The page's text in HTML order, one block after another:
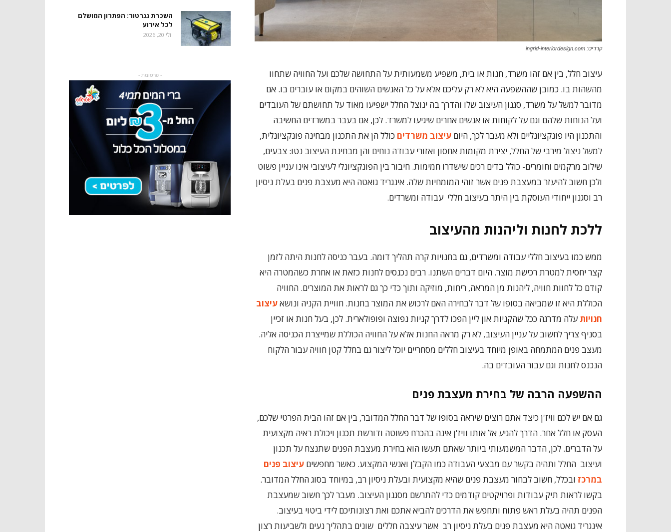
קרדיט: ingrid-interiordesign.com
עיצוב חלל, בין אם זהו משרד, חנות או בית, משפיע משמעותית על התחושה שלכם ועל החוויה שתחוו
מהשהות בו. כמובן שההשפעה היא לא רק עליכם אלא על כל האנשים השוהים במקום או עוברים בו. אם
מדובר למשל על משרד, סגנון העיצוב שלו והדרך בה ינוצל החלל ישפיעו מאוד על תחושתם של העובדים
ועל הנוחות שלהם וגם על לקוחות או אנשים אחרים שיגיעו למשרד. לכן, אם בעבר במשרדים החשיבה
והתכנון היו פונקציונליים ולא מעבר לכך, היום עיצוב משרדים כולל הן את התכנון מבחינה פונקציונלית,
למשל ניצול מירבי של החלל, יצירת מקומות אחסון ואזורי עבודה נוחים והן מבחינת העיצוב נטו: צבעים,
שילוב מרקמים וחומרים- כולל בדים רכים שישדרו חמימות. חיבור בין הפונקציונלי לעיצובי אינו עניין פשוט
ולכן חשוב להיעזר במעצבת פנים אשר זוהי המומחיות שלה. אינגריד גואטה היא מעצבת פנים בעלת ניסיון
רב וסגנון ייחודי העוסקת בין היתר בעיצוב חללי עבודה ומשרדים.
ללכת לחנות וליהנות מהעיצוב
ממש כמו בעיצוב חללי עבודה ומשרדים, גם בחנויות קרה תהליך דומה. בעבר כניסה לחנות היתה לזמן
קצר יחסית למטרת רכישת מוצר. היום דברים השתנו. רבים נכנסים לחנות כזאת או אחרת כשהמטרה היא
קודם כל לחוות חוויה, ליהנות מן המראה, ריחות, מוזיקה ותוך כדי כך גם לראות את המוצרים. החוויה
הכוללת היא זו שמביאה בסופו של דבר לבחירה האם לרכוש את המוצר בחנות. חוויית הקניה ונושאעיצוב
חנויות עלה מדרגה ככל שהקניות און ליין הפכו לדרך קניות נפוצה ופופולארית. לכן, בעל חנות או זכיין
בסניף צריך לחשוב על עניין העיצוב, לא רק מראה החנות אלא על החוויה הכוללת שמייצרת הכניסה אליה.
מעצב פנים המתמחה באופן מיוחד בעיצוב חללים מסחריים יוכל ליצור גם בחלל קטן חוויה עבור הלקוח
הנכנס לחנות וגם עבור העובדים בה.
ההשפעה הרבה של בחירת מעצבת פנים
גם אם יש לכם וויז'ן כיצד אתם רוצים שיראה בסופו של דבר החלל המדובר, בין אם זהו הבית הפרטי שלכם,
העסק או חלל אחר. הדרך להגיע אל אותו וויז'ן אינה בהכרח פשוטה ודורשת תכנון ויכולת ראיה מקצועית
על הדברים. לכן, הדבר המשמעותי ביותר שאתם תעשו הוא בחירת מעצבת הפנים שתנצח על תכנון
ועיצוב החלל ותהיה בקשר עם מבצעי העבודה כמו הקבלן ואנשי המקצוע. כאשר מחפשים עיצוב פנים
במרכז ובכלל, חשוב לבחור מעצבת פנים שהיא מקצועית ובעלת ניסיון רב, במיוחד בסוג החלל המדובר.
בקשו לראות תיק עבודות ופרויקטים קודמים כדי להתרשם מסגנון העיצוב. מעבר לכך חשוב שמעצבת
הפנים תהיה בעלת ראש פתוח ותחפש את הדרכים להביא אתכם ואת רצונותיכם לידי ביטוי בעיצוב.
אינגריד גואטה היא מעצבת פנים בעלת ניסיון רב אשר עיצבה חללים שונים בתהליך נעים ולשביעות רצון
השכרת גנרטור: הפתרון המושלם
לכל אירוע
יולי 20, 2026
- פרסומת -